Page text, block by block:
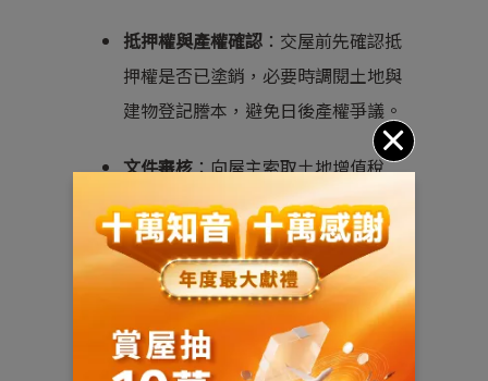
抵押權與產權確認 ：交屋前先確認抵
押權是否已塗銷，必要時調閱土地與
建物登記謄本，避免日後產權爭議。
文件審核：向屋主索取土地增值稅
單、建物權狀及公契文件，核對登記
坪數是否與買賣契約一致。
保固與屋況證明：要求屋主提供房屋
保固書及屋況檢測報告，確認施工品
質及維修責任。